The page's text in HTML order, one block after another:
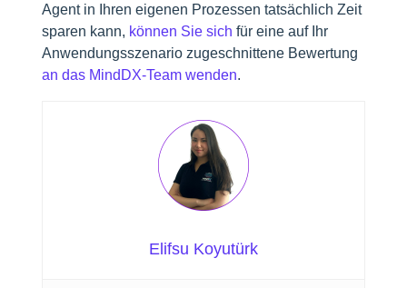
Agent in Ihren eigenen Prozessen tatsächlich Zeit
sparen kann, können Sie sich für eine auf Ihr
Anwendungsszenario zugeschnittene Bewertung
an das MindDX-Team wenden.
Elifsu Koyutürk